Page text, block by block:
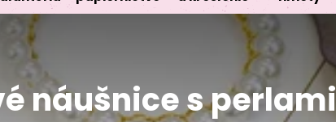
náušnice s perlami